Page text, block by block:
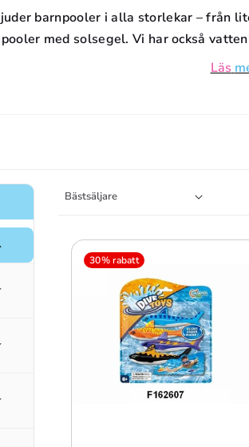
D
U
I
E
:
barnpooler i alla storlekar – från
med solsegel. Vi har också
Läs
30% rabatt